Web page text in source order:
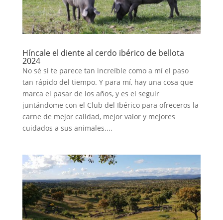
Híncale el diente al cerdo ibérico de bellota
2024
No sé si te parece tan increíble como a mí el paso
tan rápido del tiempo. Y para mí, hay una cosa que
marca el pasar de los años, y es el seguir
juntándome con el Club del Ibérico para ofreceros la
carne de mejor calidad, mejor valor y mejores
cuidados a sus animales....